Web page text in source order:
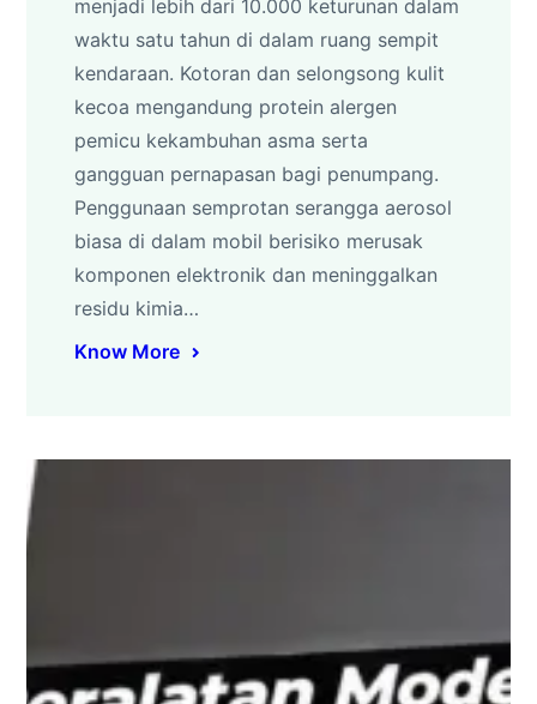
menjadi lebih dari 10.000 keturunan dalam
waktu satu tahun di dalam ruang sempit
kendaraan. Kotoran dan selongsong kulit
kecoa mengandung protein alergen
pemicu kekambuhan asma serta
gangguan pernapasan bagi penumpang.
Penggunaan semprotan serangga aerosol
biasa di dalam mobil berisiko merusak
komponen elektronik dan meninggalkan
residu kimia…
Know More